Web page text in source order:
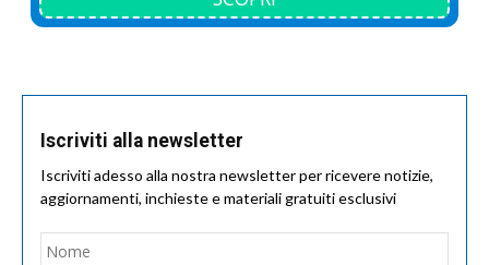
Iscriviti alla newsletter
Iscriviti adesso alla nostra newsletter per ricevere notizie,
aggiornamenti, inchieste e materiali gratuiti esclusivi
Nome